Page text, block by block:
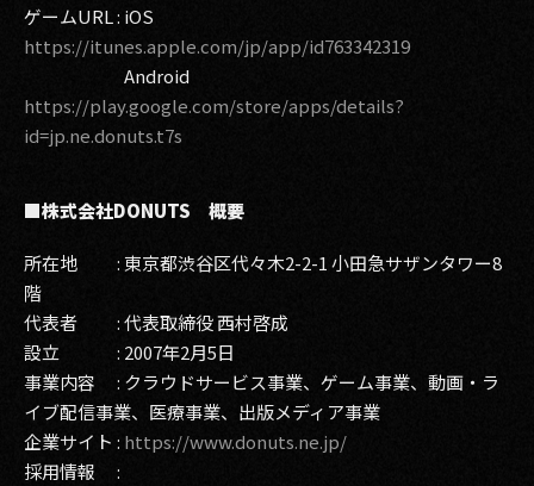
ゲームURL : iOS
https://itunes.apple.com/jp/app/id763342319
Android
https://play.google.com/store/apps/details?
id=jp.ne.donuts.t7s
■株式会社DONUTS 概要
所在地 : 東京都渋谷区代々木2-2-1 小田急サザンタワー8
階
代表者 : 代表取締役 西村啓成
設立 : 2007年2月5日
事業内容 : クラウドサービス事業、ゲーム事業、動画・ラ
イブ配信事業、医療事業、出版メディア事業
企業サイト : https://www.donuts.ne.jp/
採用情報 :